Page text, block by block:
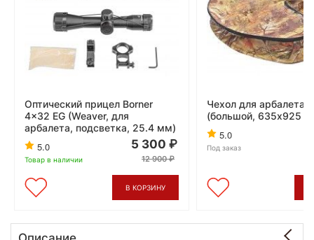
Оптический прицел Borner
4x32 EG (Weaver, для
арбалета, подсветка, 25.4 мм)
5.0
Товар в наличии
5 300
12 900
В КОРЗИНУ
Чехол для арбалета
(большой, 635x925
5.0
Под заказ